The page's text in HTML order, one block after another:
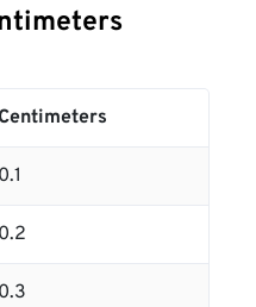
Centimeters
0.1
0.2
0.3